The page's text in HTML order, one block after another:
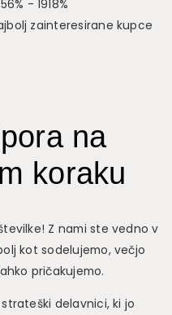
- 1918%
zainteresirane kupce
na
koraku
Z nami ste vedno v
kot sodelujemo, večjo
pričakujemo.
delavnici, ki jo